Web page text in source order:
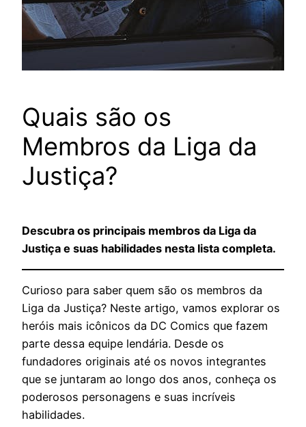
Quais são os
Membros da Liga da
Justiça?
Descubra os principais membros da Liga da
Justiça e suas habilidades nesta lista completa.
Curioso para saber quem são os membros da
Liga da Justiça? Neste artigo, vamos explorar os
heróis mais icônicos da DC Comics que fazem
parte dessa equipe lendária. Desde os
fundadores originais até os novos integrantes
que se juntaram ao longo dos anos, conheça os
poderosos personagens e suas incríveis
habilidades.